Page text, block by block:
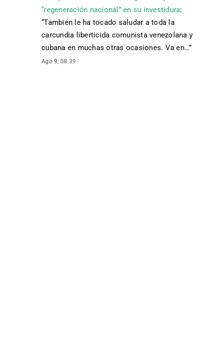
“regeneración nacional” en su investidura:
“También le ha tocado saludar a toda la
carcundia liberticida comunista venezolana y
cubana en muchas otras ocasiones. Va en…”
Ago 9, 08:39